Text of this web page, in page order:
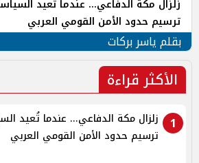
زلزال مكة الدفاعي... عندما تُعيد
ترسيم حدود الأمن القومي العربي
بقلم ياسر بركات
الأكثر قراءة
1
زلزال مكة الدفاعي... عندما تُعيد
ترسيم حدود الأمن القومي العربي